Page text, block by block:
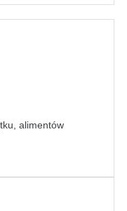
alimentów